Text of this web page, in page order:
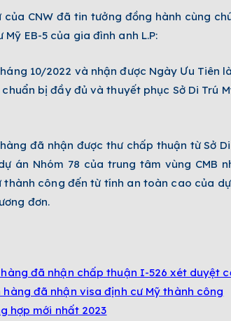
CNW đã tin tưởng đồng hành cùng
EB-5 của gia đình anh L.P:
10/2022 và nhận được Ngày Ưu Tiên
bị đầy đủ và thuyết phục Sở Di Trú
đã nhận được thư chấp thuận từ Sở
án Nhóm 78 của trung tâm vùng CMB
công đến từ tính an toàn cao của
đơn.
hàng đã nhận chấp thuận I-526 xét duyệt
hàng đã nhận visa định cư Mỹ thành công
hợp mới nhất 2023